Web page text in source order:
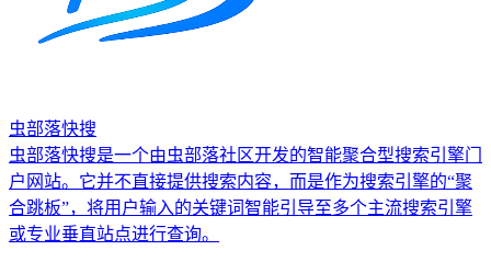
虫部落快搜
虫部落快搜是一个由虫部落社区开发的智能聚合型搜索引擎门
户网站。它并不直接提供搜索内容，而是作为搜索引擎的“聚
合跳板”，将用户输入的关键词智能引导至多个主流搜索引擎
或专业垂直站点进行查询。